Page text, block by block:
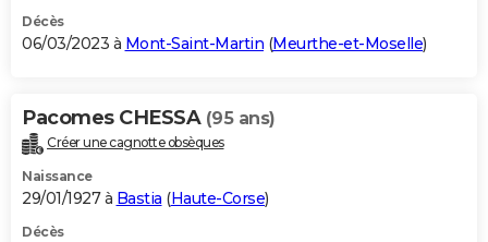
Décès
06/03/2023 à Mont-Saint-Martin (Meurthe-et-Moselle)
Pacomes CHESSA (95 ans)
Créer une cagnotte obsèques
Naissance
29/01/1927 à Bastia (Haute-Corse)
Décès